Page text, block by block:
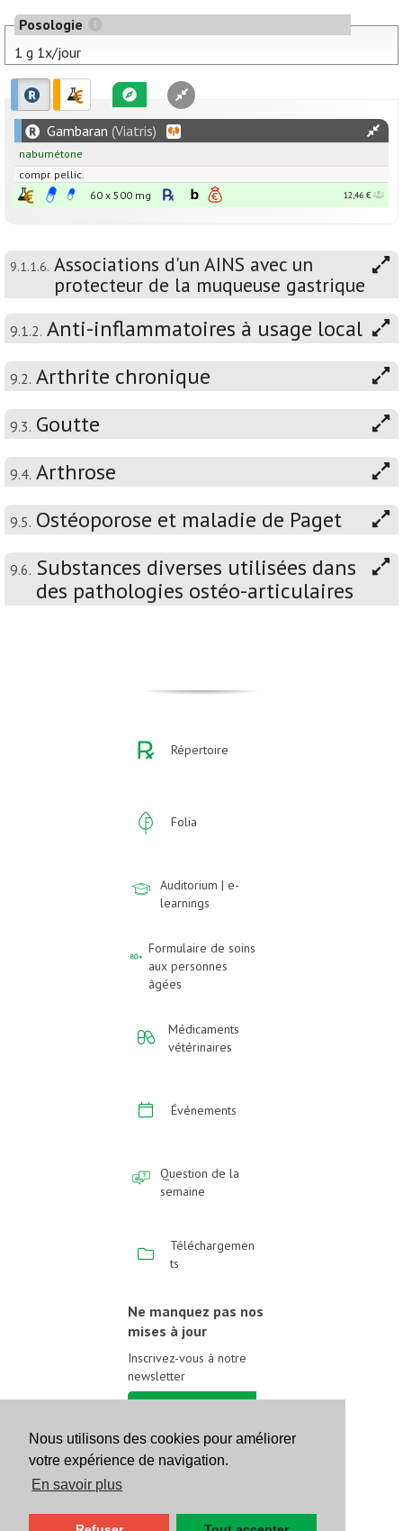
Nous utilisons des cookies pour améliorer
votre expérience de navigation.
En savoir plus
Posologie
1 g 1x/jour
Gambaran (Viatris)
nabumétone
compr. pellic.
60 x 500 mg 12,46 €
9.1.1.6. Associations d'un AINS avec un
protecteur de la muqueuse gastrique
9.1.2. Anti-inflammatoires à usage local
9.2. Arthrite chronique
9.3. Goutte
9.4. Arthrose
9.5. Ostéoporose et maladie de Paget
9.6. Substances diverses utilisées dans
des pathologies ostéo-articulaires
Répertoire
Folia
Auditorium | e-
learnings
Formulaire de soins
aux personnes
âgées
Médicaments
vétérinaires
Événements
Question de la
semaine
Téléchargemen
ts
Ne manquez pas nos
mises à jour
Inscrivez-vous à notre
newsletter
Suivez-nous sur les